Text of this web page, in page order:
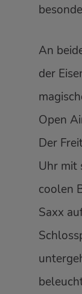
An
der
Open
Der
Uhr mit
coolen
Saxx